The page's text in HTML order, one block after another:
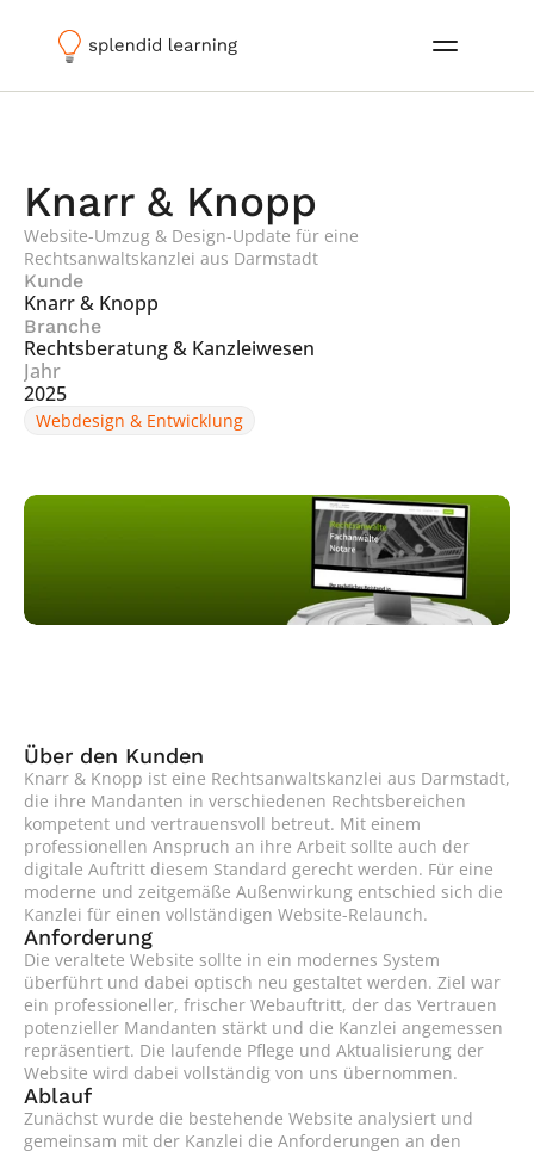
Knarr & Knopp
Website-Umzug & Design-Update für eine
Rechtsanwaltskanzlei aus Darmstadt
Kunde
Knarr & Knopp
Branche
Rechtsberatung & Kanzleiwesen
Jahr
2025
Webdesign & Entwicklung
Über den Kunden
Knarr & Knopp ist eine Rechtsanwaltskanzlei aus Darmstadt,
die ihre Mandanten in verschiedenen Rechtsbereichen
kompetent und vertrauensvoll betreut. Mit einem
professionellen Anspruch an ihre Arbeit sollte auch der
digitale Auftritt diesem Standard gerecht werden. Für eine
moderne und zeitgemäße Außenwirkung entschied sich die
Kanzlei für einen vollständigen Website-Relaunch.
Anforderung
Die veraltete Website sollte in ein modernes System
überführt und dabei optisch neu gestaltet werden. Ziel war
ein professioneller, frischer Webauftritt, der das Vertrauen
potenzieller Mandanten stärkt und die Kanzlei angemessen
repräsentiert. Die laufende Pflege und Aktualisierung der
Website wird dabei vollständig von uns übernommen.
Ablauf
Zunächst wurde die bestehende Website analysiert und
gemeinsam mit der Kanzlei die Anforderungen an den